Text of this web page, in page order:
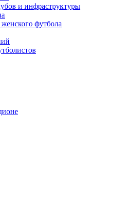
и инфраструктуры
футбола